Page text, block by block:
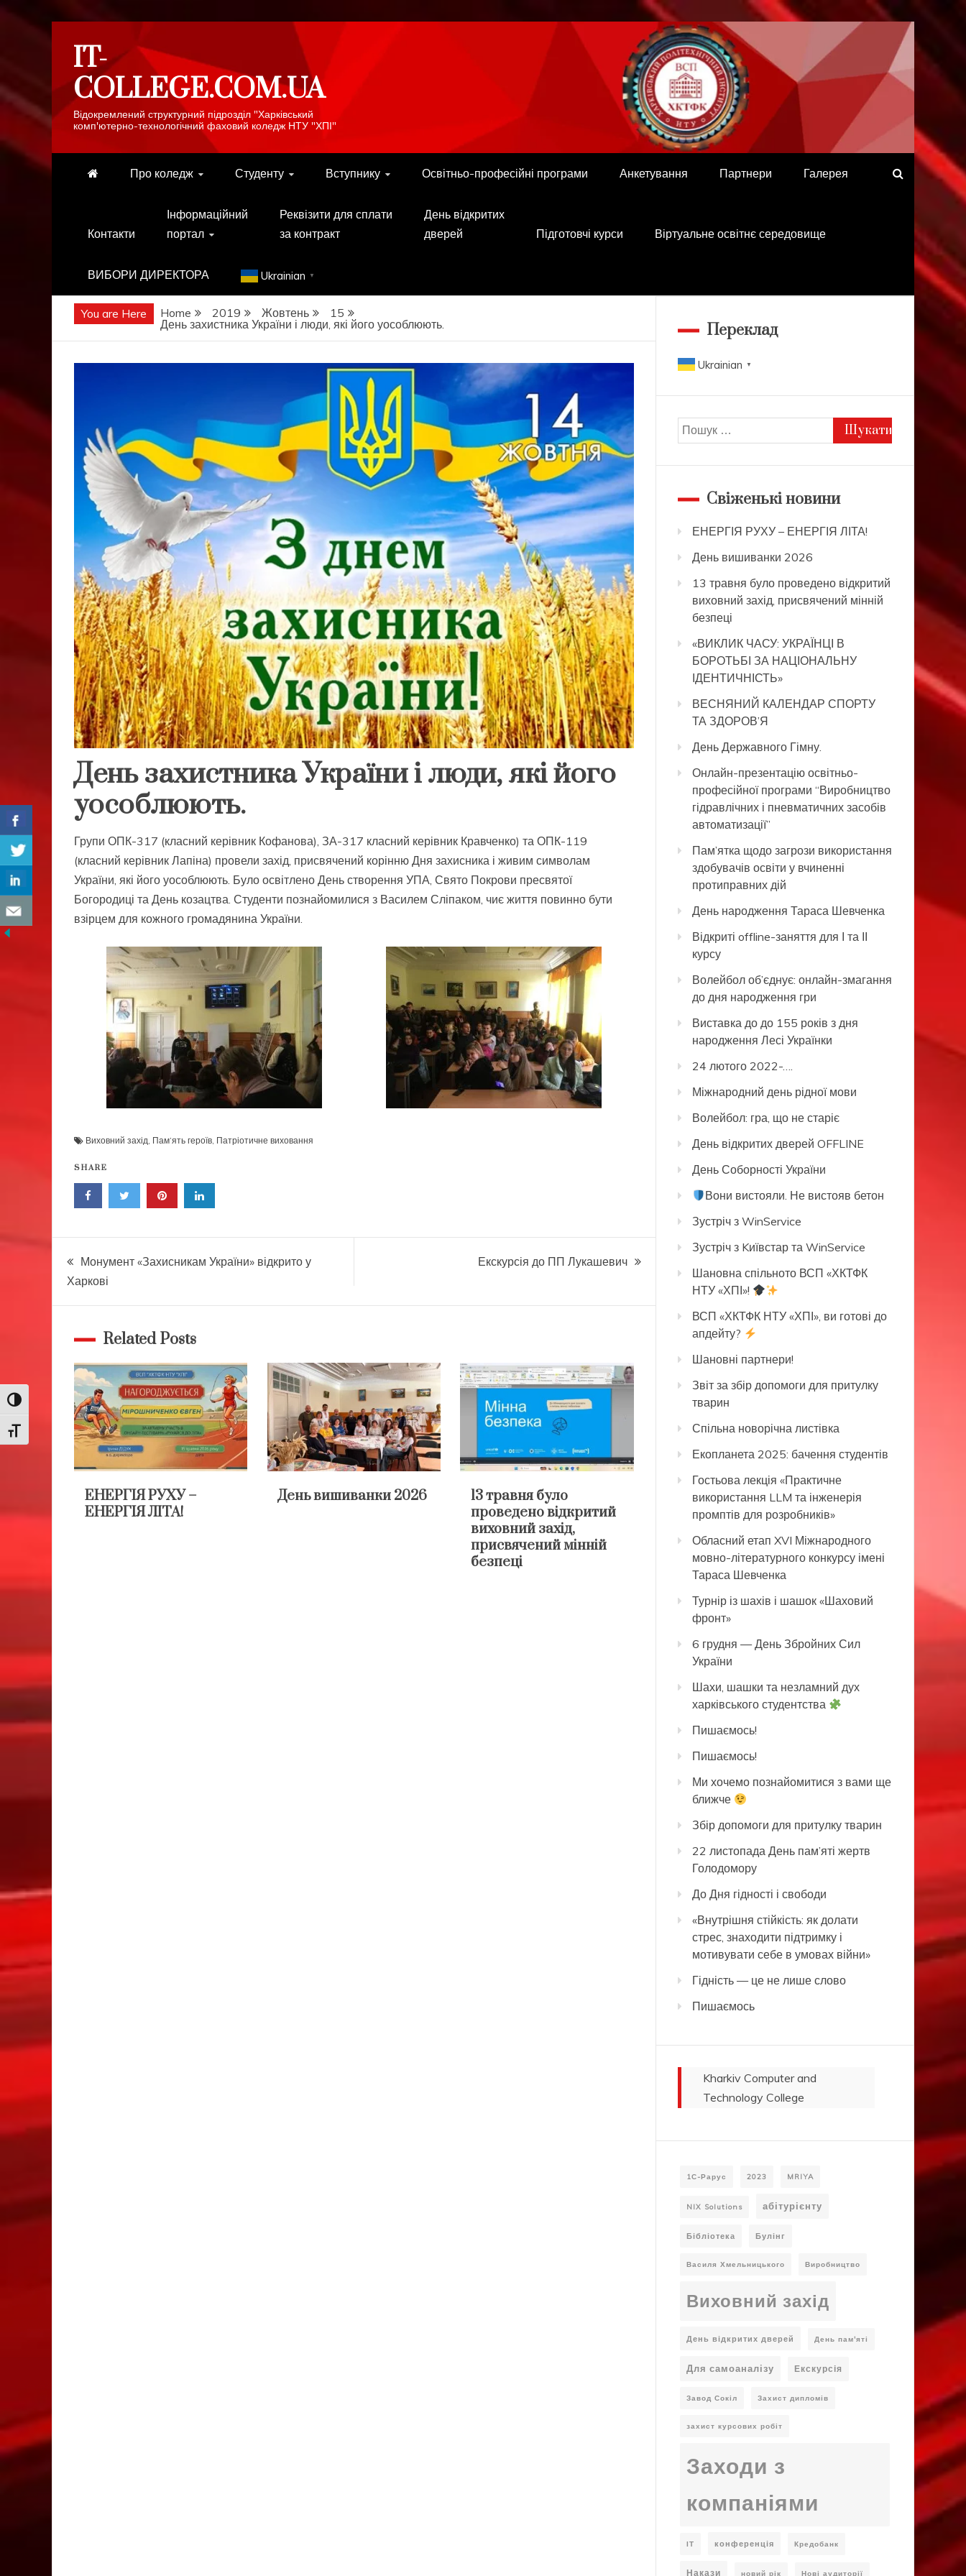
Toggle High Contrast
Toggle Font size
contentIT-
COLLEGE.COM.UA
Відокремлений структурний підрозділ "Харківський
комп'ютерно-технологічний фаховий коледж НТУ "ХПІ"
Про коледж Студенту Вступнику Освітньо-професійні програми Анкетування Партнери Галерея
Контакти
Інформаційний
портал
Реквізити для сплати
за контракт
День відкритих
дверей
Підготовчі курси Віртуальне освітнє середовище
ВИБОРИ ДИРЕКТОРА Ukrainian ▼
You are Here Home 2019 Жовтень
15
День захистника України і люди, які його уособлюють.
День захистника України і люди, які його
уособлюють.
Групи ОПК-317 (класний керівник Кофанова), ЗА-317 класний керівник Кравченко) та ОПК-119
(класний керівник Лапіна) провели захід, присвячений корінню Дня захисника і живим символам
України, які його уособлюють. Було освітлено День створення УПА, Свято Покрови пресвятої
Богородиці та День козацтва. Студенти познайомилися з Василем Сліпаком, чиє життя повинно бути
взірцем для кожного громадянина України.
Виховний захід Пам’ять героїв Патріотичне виховання
SHARE
Навігація
записів
Монумент «Захисникам України» відкрито у
Харкові
Екскурсія до ПП Лукашевич
Related Posts
ЕНЕРГІЯ РУХУ –
ЕНЕРГІЯ ЛІТА!
День вишиванки 2026
13 травня було
проведено відкритий
виховний захід,
присвячений мінній
безпеці
Переклад
Ukrainian ▼
Пошук:
Свіженькі новини
ЕНЕРГІЯ РУХУ – ЕНЕРГІЯ ЛІТА!
День вишиванки 2026
13 травня було проведено відкритий
виховний захід, присвячений мінній
безпеці
«ВИКЛИК ЧАСУ: УКРАЇНЦІ В
БОРОТЬБІ ЗА НАЦІОНАЛЬНУ
ІДЕНТИЧНІСТЬ»
ВЕСНЯНИЙ КАЛЕНДАР СПОРТУ
ТА ЗДОРОВ’Я
День Державного Гімну.
Онлайн-презентацію освітньо-
професійної програми “Виробництво
гідравлічних і пневматичних засобів
автоматизації”
Пам’ятка щодо загрози використання
здобувачів освіти у вчиненні
протиправних дій
День народження Тараса Шевченка
Відкриті offline-заняття для І та ІІ
курсу
Волейбол об’єднує: онлайн-змагання
до дня народження гри
Виставка до до 155 років з дня
народження Лесі Українки
24 лютого 2022-….
Міжнародний день рідної мови
Волейбол: гра, що не старіє
День відкритих дверей OFFLINE
День Соборності України
Вони вистояли. Не вистояв бетон
Зустріч з WinService
Зустріч з Kиївстар та WinService
Шановна спільното ВСП «ХКТФК
НТУ «ХПІ»!
ВСП «ХКТФК НТУ «ХПІ», ви готові до
апдейту?
Шановні партнери!
Звіт за збір допомоги для притулку
тварин
Спільна новорічна листівка
Екопланета 2025: бачення студентів
Гостьова лекція «Практичне
використання LLM та інженерія
промптів для розробників»
Обласний етап XVI Міжнародного
мовно-літературного конкурсу імені
Тараса Шевченка
Турнір із шахів і шашок «Шаховий
фронт»
6 грудня — День Збройних Сил
України
Шахи, шашки та незламний дух
харківського студентства
Пишаємось!
Пишаємось!
Ми хочемо познайомитися з вами ще
ближче
Збір допомоги для притулку тварин
22 листопада День пам’яті жертв
Голодомору
До Дня гідності і свободи
«Внутрішня стійкість: як долати
стрес, знаходити підтримку і
мотивувати себе в умовах війни»
Гідність — це не лише слово
Пишаємось
Kharkiv Computer and
Technology College
1С-Рарус 2023 MRIYA
NIX Solutions абітурієнту
Бібліотека Булінг
Василя Хмельницького Виробництво
Виховний захід
День відкритих дверей День пам'яті
Для самоаналізу Екскурсія
Завод Сокіл Захист дипломів
захист курсових робіт
Заходи з
компаніями
ІТ конференція Кредобанк
Накази новий рік Нові аудиторії